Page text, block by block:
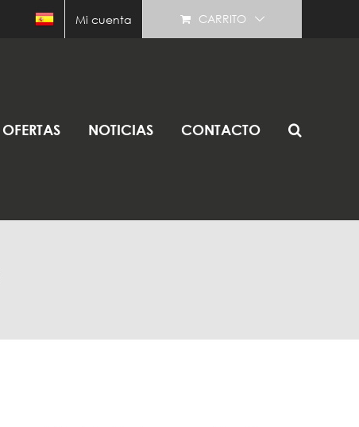
Mi cuenta CARRITO
OFERTAS NOTICIAS CONTACTO